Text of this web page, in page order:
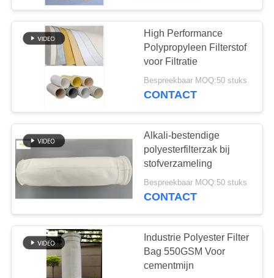
FABRIEKSREIS
KWALITEITSCONTROLE
CONTACTEER
ONS
NIEUWS
VERZOEK
CITAAT
SITEMAP
High Performance
Polypropyleen Filterstof
voor Filtratie
Bespreekbaar MOQ:50 stuks
CONTACT
Alkali-bestendige
polyesterfilterzak bij
stofverzameling
Bespreekbaar MOQ:50 stuks
CONTACT
Industrie Polyester Filter
Bag 550GSM Voor
cementmijn